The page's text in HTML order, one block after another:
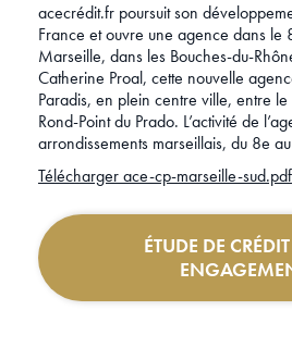
acecrédit.fr poursuit son
France et ouvre une agence dans le
Marseille, dans les Bouches-du-
Catherine Proal, cette nouvelle
Paradis, en plein centre ville, entre
Rond-Point du Prado. L’activité de
arrondissements marseillais, du 8e
Télécharger ace-cp-marseille-sud.pdf
ÉTUDE DE